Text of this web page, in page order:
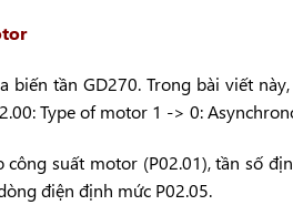
biến tần GD270. Trong bài viết
Type of motor 1 -> 0:
suất motor (P02.01), tần số
điện định mức P02.05.